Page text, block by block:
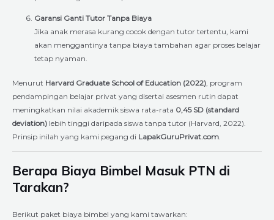
Garansi Ganti Tutor Tanpa Biaya
Jika anak merasa kurang cocok dengan tutor tertentu, kami
akan menggantinya tanpa biaya tambahan agar proses belajar
tetap nyaman.
Menurut Harvard Graduate School of Education (2022) , program
pendampingan belajar privat yang disertai asesmen rutin dapat
meningkatkan nilai akademik siswa rata-rata 0,45 SD (standard
deviation) lebih tinggi daripada siswa tanpa tutor (Harvard, 2022).
Prinsip inilah yang kami pegang di LapakGuruPrivat.com
Berapa Biaya Bimbel Masuk PTN di
Tarakan?
Berikut paket biaya bimbel yang kami tawarkan: